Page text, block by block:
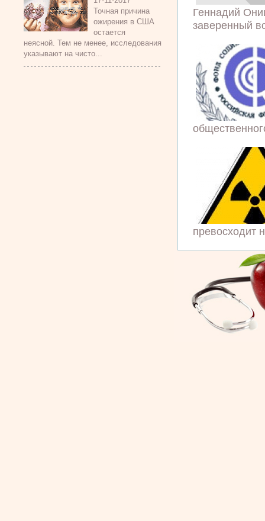
Точная причина
ожирения в США
остается
неясной. Тем не менее, исследования
указывают на чисто...
Геннадий
заверенный
превосходит